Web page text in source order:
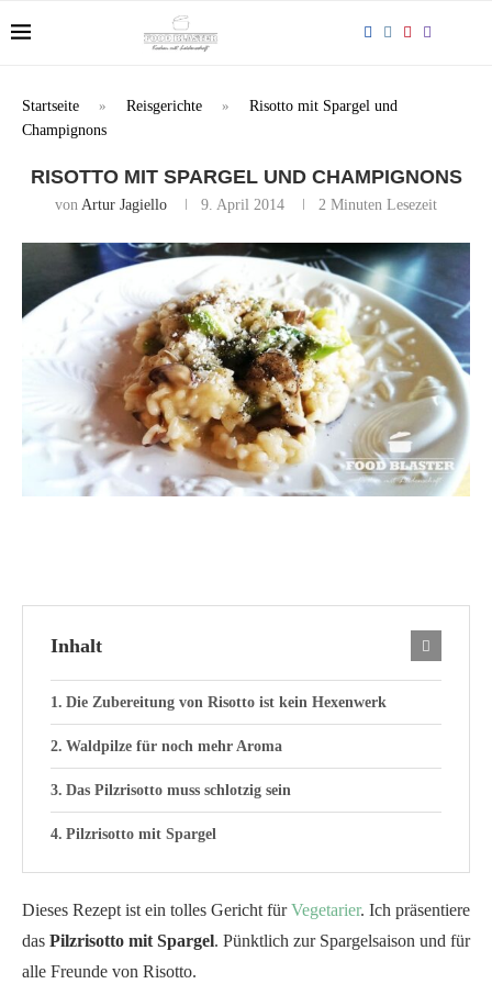
Startseite » Reisgerichte »
Risotto mit Spargel und
Champignons
RISOTTO MIT SPARGEL UND CHAMPIGNONS
von Artur Jagiello 9. April 2014 2 Minuten Lesezeit
Inhalt
Die Zubereitung von Risotto ist kein Hexenwerk
Waldpilze für noch mehr Aroma
Das Pilzrisotto muss schlotzig sein
Pilzrisotto mit Spargel
Dieses Rezept ist ein tolles Gericht fürVegetarier. Ich präsentiere
das Pilzrisotto mit Spargel. Pünktlich zur Spargelsaison und für
alle Freunde von Risotto.